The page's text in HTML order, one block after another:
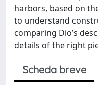
harbors, based on
to understand
comparing Dio’s
details of the right
Scheda breve